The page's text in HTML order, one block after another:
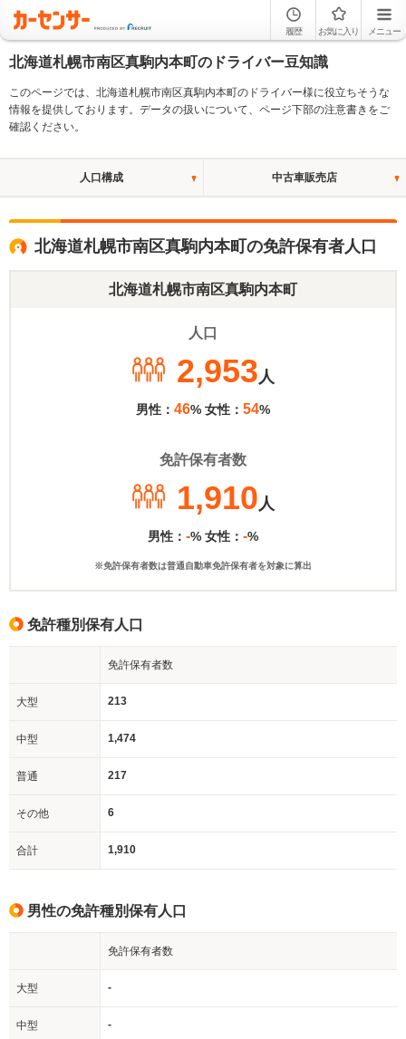
履歴 お気に入り メニュー
北海道札幌市南区真駒内本町のドライバー豆知識
このページでは、北海道札幌市南区真駒内本町のドライバー様に役立ちそうな
情報を提供しております。データの扱いについて、ページ下部の注意書きをご
確認ください。
人口構成 中古車販売店
北海道札幌市南区真駒内本町の免許保有者人口
北海道札幌市南区真駒内本町
人口
2,953人
男性： 46% 女性： 54%
免許保有者数
1,910人
男性： -% 女性： -%
※免許保有者数は普通自動車免許保有者を対象に算出
免許種別保有人口
免許保有者数
大型 213
中型 1,474
普通 217
その他 6
合計 1,910
男性の免許種別保有人口
免許保有者数
大型 -
中型 -